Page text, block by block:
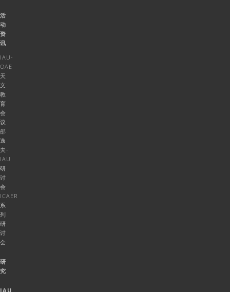
活
动
资
讯
IAU-
OAE
天
文
教
育
会
议
邵
逸
夫-
IAU
研
讨
会
ICAER
系
列
研
讨
会
研
究
IAU